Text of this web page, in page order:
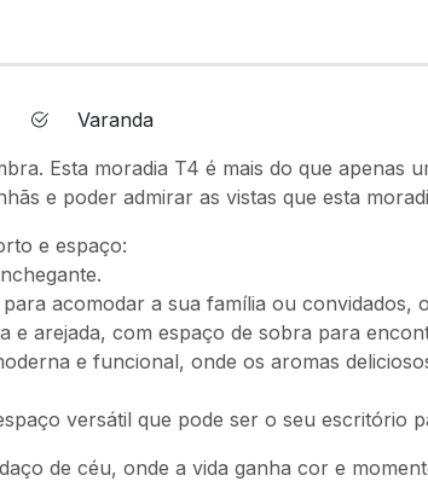
Varanda
Esta moradia T4 é mais do que apenas
e poder admirar as vistas que esta
e espaço:
acomodar a sua família ou convidados,
e arejada, com espaço de sobra para
e funcional, onde os aromas
versátil que pode ser o seu escritório
de céu, onde a vida ganha cor e